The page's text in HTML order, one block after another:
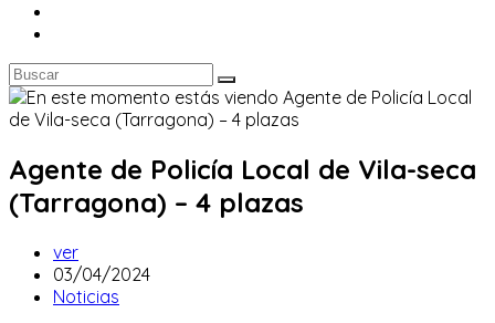
Agente de Policía Local de Vila-seca
(Tarragona) – 4 plazas
Autor
de
la
ver
Publicación
de
03/04/2024
Categoría
Noticias